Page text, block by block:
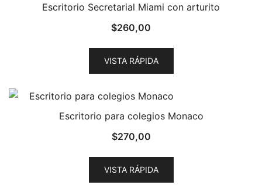
Escritorio Secretarial Miami con arturito
$260,00
VISTA RÁPIDA
Escritorio para colegios Monaco
$270,00
VISTA RÁPIDA